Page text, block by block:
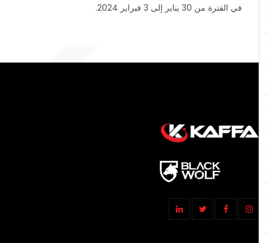
في الفترة من 30 يناير إلى 3 فبراير 2024.